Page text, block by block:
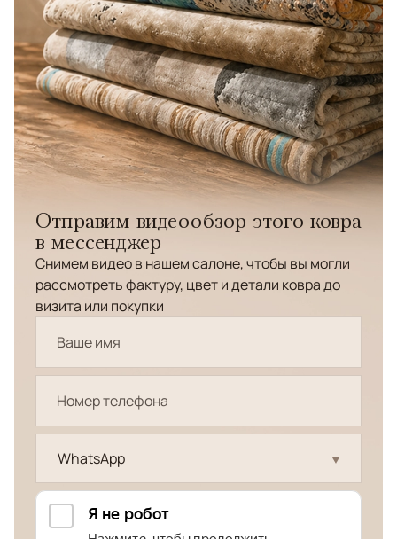
Отправим видеообзор этого ковра
в мессенджер
Снимем видео в нашем салоне, чтобы вы могли
рассмотреть фактуру, цвет и детали ковра до
визита или покупки
WhatsApp